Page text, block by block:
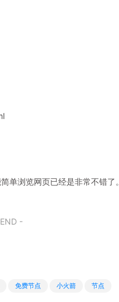
单浏览网页已经是非常不错了。
-
免费节点 小火箭 节点